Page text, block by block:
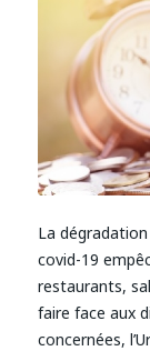
La
covid-19
restaurants,
faire face aux
concernées,